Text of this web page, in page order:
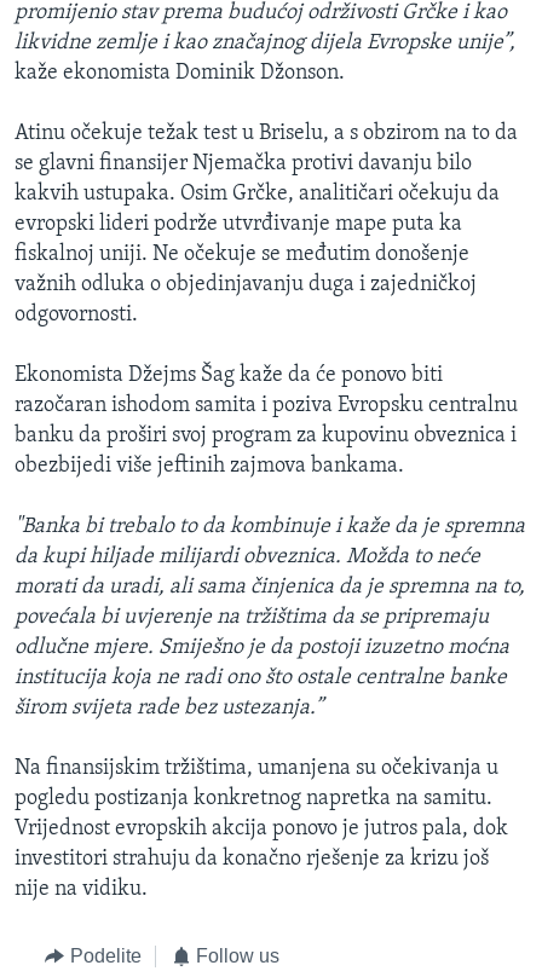
promijenio stav prema budućoj održivosti Grčke i kao
likvidne zemlje i kao značajnog dijela Evropske unije”,
kaže ekonomista Dominik Džonson.
Atinu očekuje težak test u Briselu, a s obzirom na to da
se glavni finansijer Njemačka protivi davanju bilo
kakvih ustupaka. Osim Grčke, analitičari očekuju da
evropski lideri podrže utvrđivanje mape puta ka
fiskalnoj uniji. Ne očekuje se međutim donošenje
važnih odluka o objedinjavanju duga i zajedničkoj
odgovornosti.
Ekonomista Džejms Šag kaže da će ponovo biti
razočaran ishodom samita i poziva Evropsku centralnu
banku da proširi svoj program za kupovinu obveznica i
obezbijedi više jeftinih zajmova bankama.
"Banka bi trebalo to da kombinuje i kaže da je spremna
da kupi hiljade milijardi obveznica. Možda to neće
morati da uradi, ali sama činjenica da je spremna na to,
povećala bi uvjerenje na tržištima da se pripremaju
odlučne mjere. Smiješno je da postoji izuzetno moćna
institucija koja ne radi ono što ostale centralne banke
širom svijeta rade bez ustezanja.”
Na finansijskim tržištima, umanjena su očekivanja u
pogledu postizanja konkretnog napretka na samitu.
Vrijednost evropskih akcija ponovo je jutros pala, dok
investitori strahuju da konačno rješenje za krizu još
nije na vidiku.
Podelite Follow us